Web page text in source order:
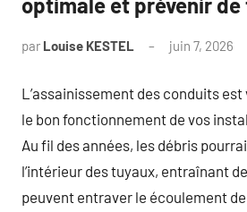
par Louise KESTEL juin 7, 2026
L’assainissement des conduits
le bon fonctionnement de vos
Au fil des années, les débris
l’intérieur des tuyaux, entraînant
peuvent entraver le écoulement de